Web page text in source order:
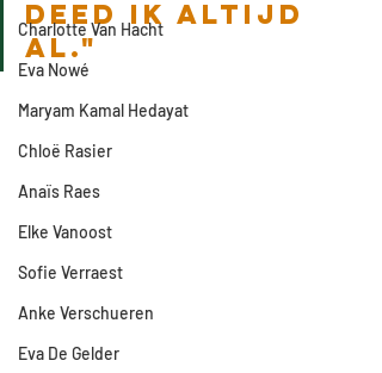
Charlotte Van Hacht
Eva Nowé
Maryam Kamal Hedayat
Chloë Rasier
Anaïs Raes
Elke Vanoost
Sofie Verraest
Anke Verschueren
Eva De Gelder
deed ik altijd
al."